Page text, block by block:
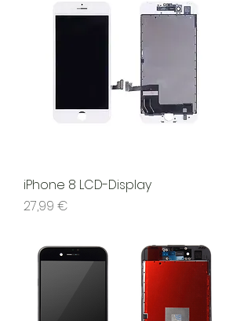
iPhone 8 LCD-Display
Preis
27,99 €